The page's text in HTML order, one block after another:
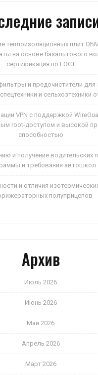
теплоизоляционных плит
на основе базальтового
сертификация по ГОСТ
и предочистители для
и сельхозтехники
VPN с поддержкой
root-доступом и высокой
способностью
и получение водительских
и требования автошкол
и отличия
полуприцепов
Архив
Июль 2026
Июнь 2026
Май 2026
Апрель 2026
Март 2026